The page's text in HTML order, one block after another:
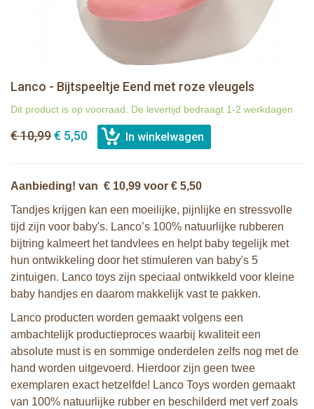
Lanco - Bijtspeeltje Eend met roze vleugels
Dit product is op voorraad. De levertijd bedraagt 1-2 werkdagen
€ 10,99€ 5,50
Aanbieding! van € 10,99 voor € 5,50
Tandjes krijgen kan een moeilijke, pijnlijke en stressvolle
tijd zijn voor baby's. Lanco’s 100% natuurlijke rubberen
bijtring kalmeert het tandvlees en helpt baby tegelijk met
hun ontwikkeling door het stimuleren van baby's 5
zintuigen. Lanco toys zijn speciaal ontwikkeld voor kleine
baby handjes en daarom makkelijk vast te pakken.
Lanco producten worden gemaakt volgens een
ambachtelijk productieproces waarbij kwaliteit een
absolute must is en sommige onderdelen zelfs nog met de
hand worden uitgevoerd. Hierdoor zijn geen twee
exemplaren exact hetzelfde! Lanco Toys worden gemaakt
van 100% natuurlijke rubber en beschilderd met verf zoals